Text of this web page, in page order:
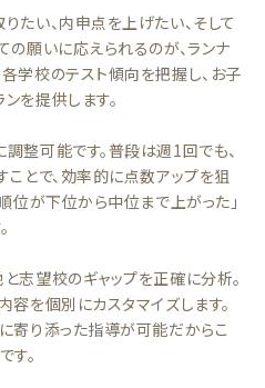
たい、内申点を上げたい、そして
の願いに応えられるのが、ランナ
学校のテスト傾向を把握し、お子
を提供します。
整可能です。普段は週1回でも、
とで、効率的に点数アップを狙
位が下位から中位まで上がった」
志望校のギャップを正確に分析。
容を個別にカスタマイズします。
寄り添った指導が可能だからこ
す。